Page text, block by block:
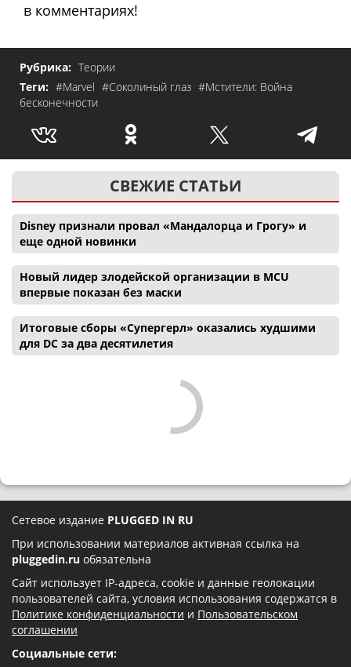
в комментариях!
Рубрика: Теории
Теги: #Marvel #Соколиный глаз #Мстители: Война
бесконечности
СВЕЖИЕ СТАТЬИ
Disney признали провал «Мандалорца и Грогу» и
еще одной новинки
Новый лидер злодейской организации в MCU
впервые показан без маски
Итоговые сборы «Супергерл» оказались худшими
для DC за два десятилетия
Сетевое издание PLUGGED IN RU
При использовании материалов активная ссылка на
pluggedin.ru обязательна
Сайт использует IP-адреса, cookie и данные геолокации
пользователей сайта, условия использования содержатся в
Политике конфиденциальности и Пользовательском
соглашении
Социальные сети: